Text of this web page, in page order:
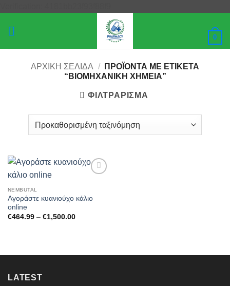
στο
περιεχόμενο
0
ΑΡΧΙΚΉ ΣΕΛΊΔΑ /
ΠΡΟΪΌΝΤΑ ΜΕ ΕΤΙΚΈΤΑ
“ΒΙΟΜΗΧΑΝΙΚΉ ΧΗΜΕΊΑ”
ΦΙΛΤΡΆΡΙΣΜΑ
NEMBUTAL
Αγοράστε κυανιούχο κάλιο
online
€464.99 – €1,500.00Price
LATEST